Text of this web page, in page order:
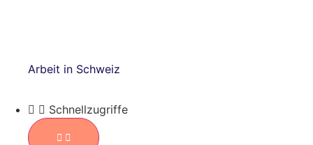
Arbeit in Schweiz
Schnellzugriffe